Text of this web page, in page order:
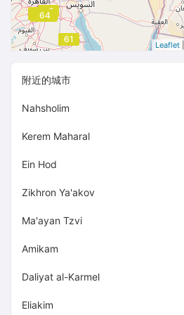
61
60
61
66
7062
66
70
64
Leaflet
附近的城市
Nahsholim
Kerem Maharal
Ein Hod
Zikhron Ya'akov
Ma'ayan Tzvi
Amikam
Daliyat al-Karmel
Eliakim